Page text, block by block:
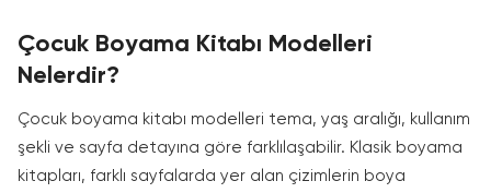
Çocuk Boyama Kitabı Modelleri
Nelerdir?
Çocuk boyama kitabı modelleri tema, yaş aralığı, kullanım
şekli ve sayfa detayına göre farklılaşabilir. Klasik boyama
kitapları, farklı sayfalarda yer alan çizimlerin boya